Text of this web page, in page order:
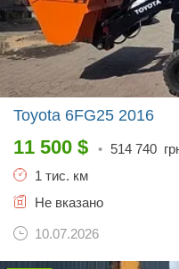
Toyota 6FG25 2016
11 500 $ • 514 740
1 тис. км
Не вказано
10.07.2026